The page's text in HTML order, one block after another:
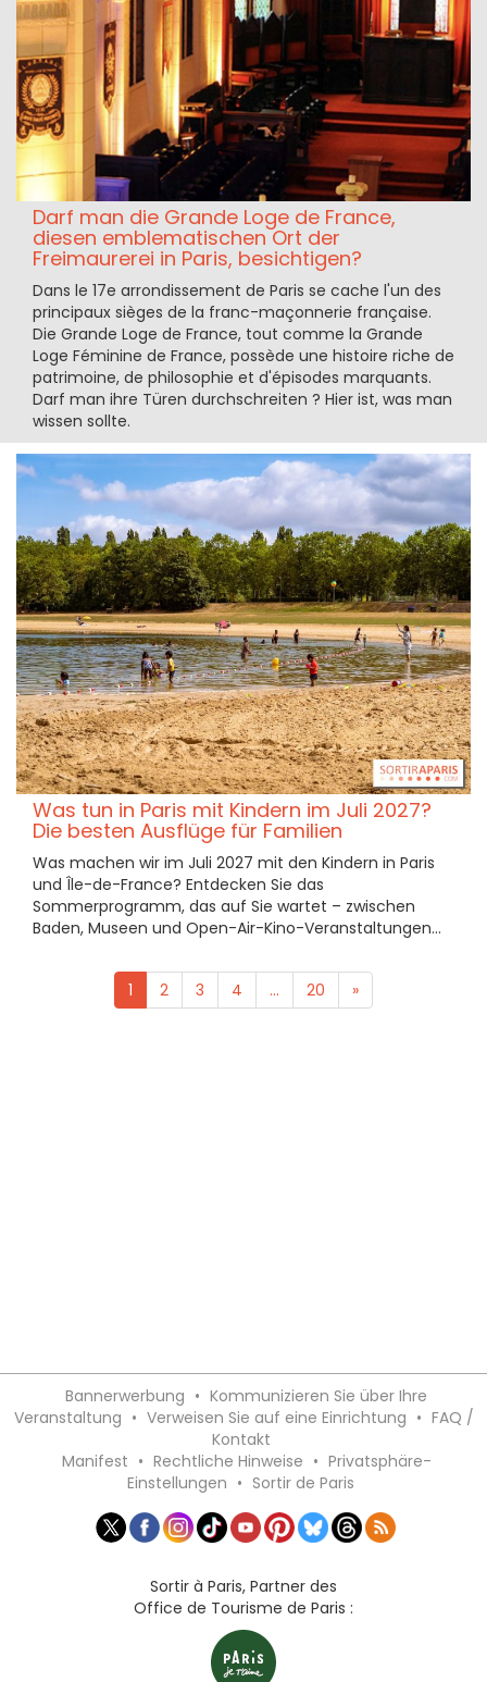
Darf man die Grande Loge de France,
diesen emblematischen Ort der
Freimaurerei in Paris, besichtigen?
Dans le 17e arrondissement de Paris se cache l'un des
principaux sièges de la franc-maçonnerie française.
Die Grande Loge de France, tout comme la Grande
Loge Féminine de France, possède une histoire riche de
patrimoine, de philosophie et d'épisodes marquants.
Darf man ihre Türen durchschreiten ? Hier ist, was man
wissen sollte.
Was tun in Paris mit Kindern im Juli 2027?
Die besten Ausflüge für Familien
Was machen wir im Juli 2027 mit den Kindern in Paris
und Île-de-France? Entdecken Sie das
Sommerprogramm, das auf Sie wartet – zwischen
Baden, Museen und Open-Air-Kino-Veranstaltungen...
1 2 3 4 ... 20 »
Bannerwerbung • Kommunizieren Sie über Ihre
Veranstaltung • Verweisen Sie auf eine Einrichtung • FAQ /
Kontakt
Manifest • Rechtliche Hinweise • Privatsphäre-
Einstellungen • Sortir de Paris
Sortir à Paris, Partner des
Office de Tourisme de Paris :